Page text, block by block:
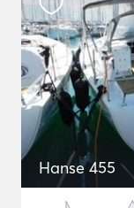
Hanse 455